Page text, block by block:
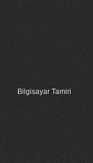
Bilgisayar Tamiri